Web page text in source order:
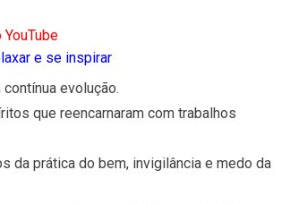
e se inspirar
evolução.
que reencarnaram com trabalhos
da prática do bem, invigilância e medo da